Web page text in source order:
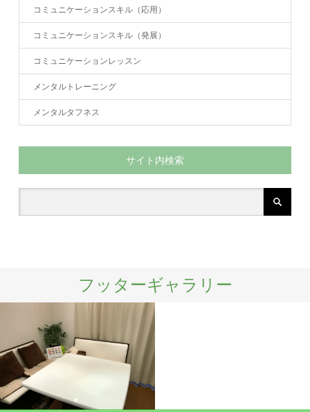
コミュニケーションスキル（応用）
コミュニケーションスキル（発展）
コミュニケーションレッスン
メンタルトレーニング
メンタルタフネス
サイト内検索
フッターギャラリー
施設